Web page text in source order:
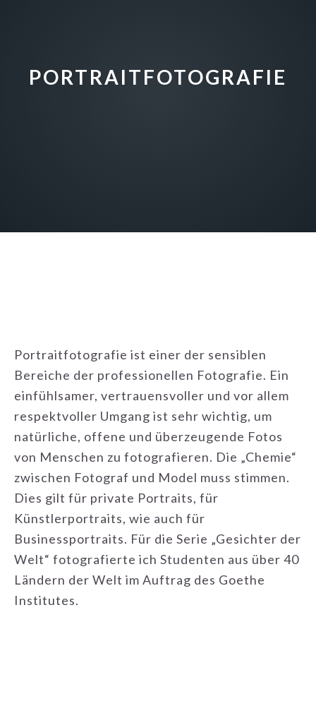
PORTRAITFOTOGRAFIE
Portraitfotografie ist einer der sensiblen
Bereiche der professionellen Fotografie. Ein
einfühlsamer, vertrauensvoller und vor allem
respektvoller Umgang ist sehr wichtig, um
natürliche, offene und überzeugende Fotos
von Menschen zu fotografieren. Die „Chemie“
zwischen Fotograf und Model muss stimmen.
Dies gilt für private Portraits, für
Künstlerportraits, wie auch für
Businessportraits. Für die Serie „Gesichter der
Welt“ fotografierte ich Studenten aus über 40
Ländern der Welt im Auftrag des Goethe
Institutes.